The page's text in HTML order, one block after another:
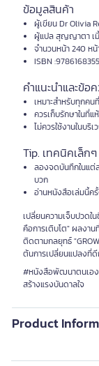
ข้อมูลสินค้า
ผู้เขียน Dr Olivia
ผู้แปล สุญญาตา เ
จำนวนหน้า 240 หน้
ISBN
คำแนะนำและข้อ
เหมาะสำหรับทุกค
ควรเก็บรักษาในที่
ไม่ควรใช้งานในบ
Tip. เทคนิคเล็ก
ลองจดบันทึกในแ
บวก
อ่านหนังสือเล่มนี้ค
เปลี่ยนความเจ็บปวดใ
คือการเติบโต" ผลงา
ติดตามกลยุทธ์
ต้นการเปลี่ยนแปลงที่
#หนังสือพัฒนาตนเอง
สร้างแรงบันดาลใจ
Product